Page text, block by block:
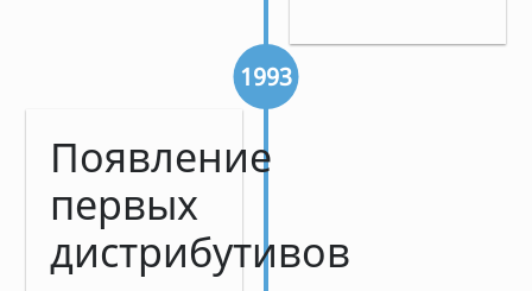
1993
Появление
первых
дистрибутивов